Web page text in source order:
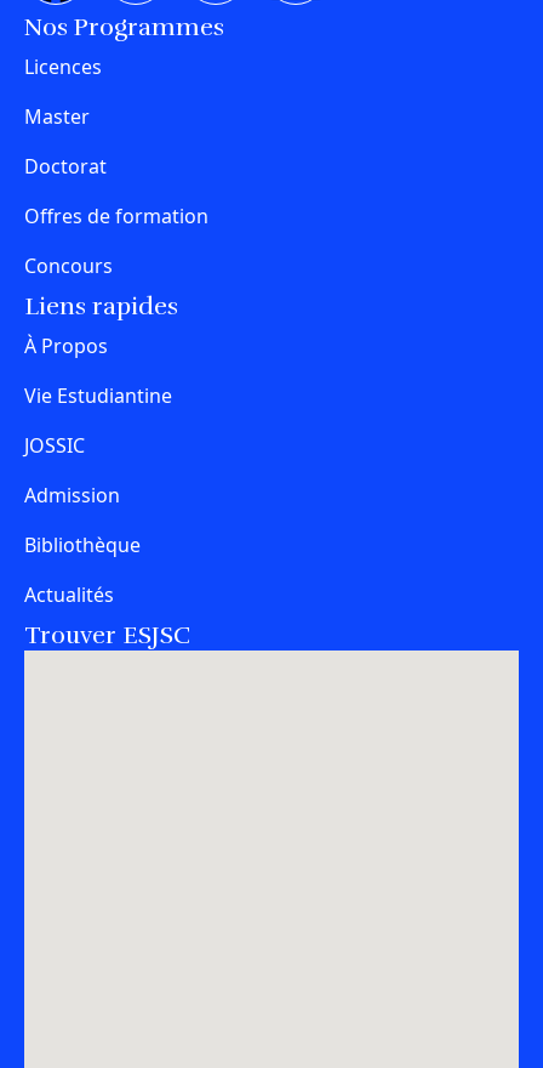
Nos Programmes
Licences
Master
Doctorat
Offres de formation
Concours
Liens rapides
À Propos
Vie Estudiantine
JOSSIC
Admission
Bibliothèque
Actualités
Trouver ESJSC